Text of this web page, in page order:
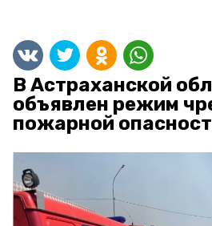
В Астраханской
объявлен режим
пожарной